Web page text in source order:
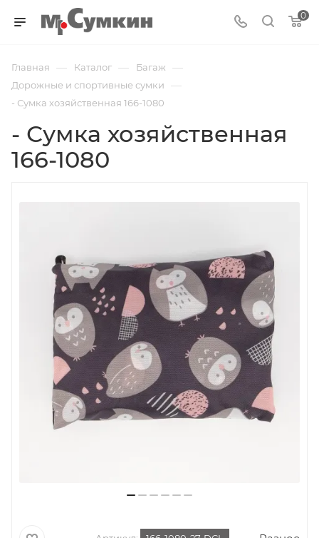
0
Главная — Каталог — Багаж —
Дорожные и спортивные сумки —
- Сумка хозяйственная 166-1080
- Сумка хозяйственная
166-1080